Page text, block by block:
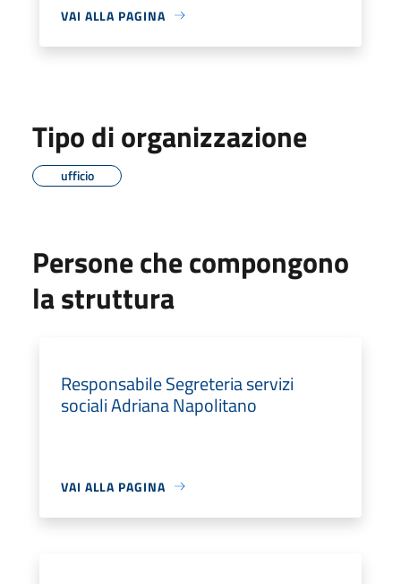
VAI ALLA PAGINA
Tipo di organizzazione
ufficio
Persone che compongono
la struttura
Responsabile Segreteria servizi
sociali Adriana Napolitano
VAI ALLA PAGINA